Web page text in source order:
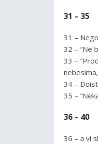
31 – 35
31 –
32 – “Ne
33 –
34 –
35 –
36 – 40
36 – a vi